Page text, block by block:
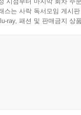
스는 사락 독서모임 게시
ray, 패션 및 판매금지 상